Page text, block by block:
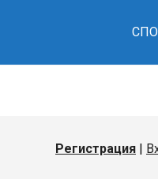
Регистрация |